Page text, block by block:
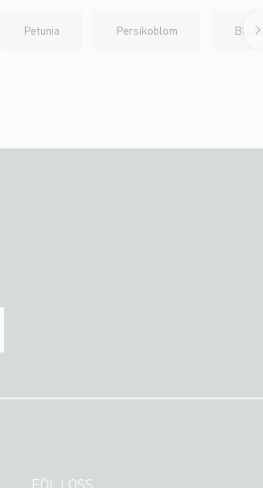
Petunia Persikoblom
FÖLJ OSS